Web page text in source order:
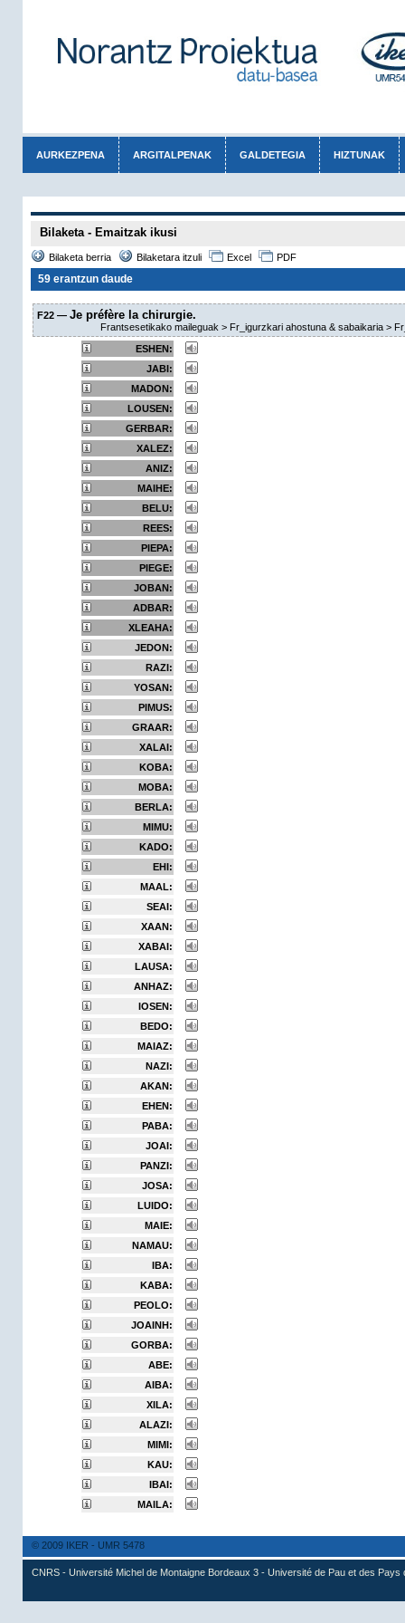
AURKEZPENA ARGITALPENAK GALDETEGIA HIZTUNAK
Bilaketa - Emaitzak ikusi
Bilaketa berria Bilaketara itzuli Excel PDF
59 erantzun daude
F22 — Je préfère la chirurgie.
Frantsesetikako maileguak > Fr_igurzkari ahostuna & sabaikaria >
ESHEN:
JABI:
MADON:
LOUSEN:
GERBAR:
XALEZ:
ANIZ:
MAIHE:
BELU:
REES:
PIEPA:
PIEGE:
JOBAN:
ADBAR:
XLEAHA:
JEDON:
RAZI:
YOSAN:
PIMUS:
GRAAR:
XALAI:
KOBA:
MOBA:
BERLA:
MIMU:
KADO:
EHI:
MAAL:
SEAI:
XAAN:
XABAI:
LAUSA:
ANHAZ:
IOSEN:
BEDO:
MAIAZ:
NAZI:
AKAN:
EHEN:
PABA:
JOAI:
PANZI:
JOSA:
LUIDO:
MAIE:
NAMAU:
IBA:
KABA:
PEOLO:
JOAINH:
GORBA:
ABE:
AIBA:
XILA:
ALAZI:
MIMI:
KAU:
IBAI:
MAILA:
© 2009 IKER - UMR 5478
CNRS - Université Michel de Montaigne Bordeaux 3 - Université de Pau et des Pays